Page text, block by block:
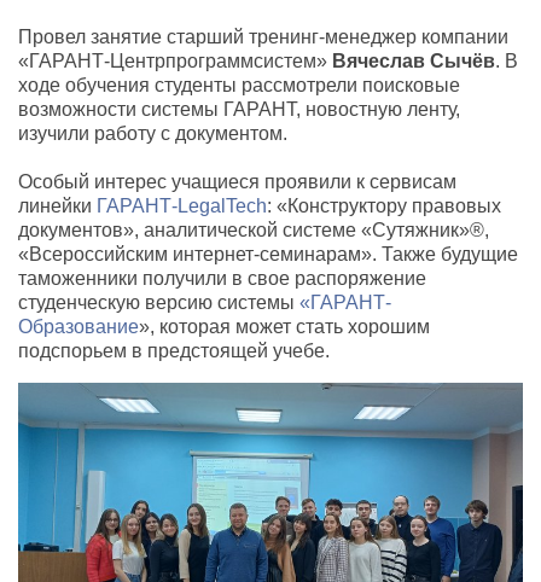
Провел занятие старший тренинг-менеджер компании
«ГАРАНТ-Центрпрограммсистем» Вячеслав Сычёв. В
ходе обучения студенты рассмотрели поисковые
возможности системы ГАРАНТ, новостную ленту,
изучили работу с документом.
Особый интерес учащиеся проявили к сервисам
линейки ГАРАНТ-LegalTech: «Конструктору правовых
документов», аналитической системе «Сутяжник»®,
«Всероссийским интернет-семинарам». Также будущие
таможенники получили в свое распоряжение
студенческую версию системы «ГАРАНТ-
Образование», которая может стать хорошим
подспорьем в предстоящей учебе.